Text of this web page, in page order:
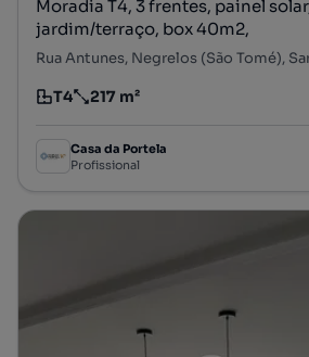
Moradia T4, 3 frentes, painel
jardim/terraço, box 40m2,
Rua Antunes, Negrelos (São Tomé),
Tipologia
T4
Preço por metro quadrado
217 m²
Casa da Portela
Profissional